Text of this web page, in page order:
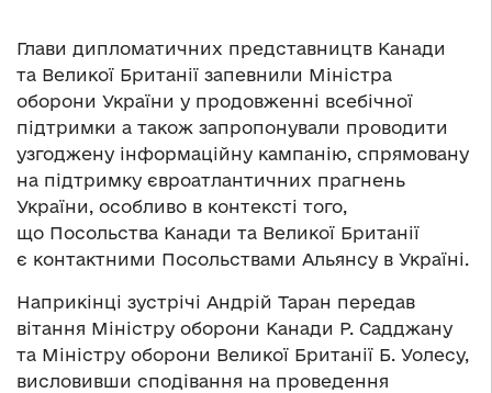
Глави дипломатичних представництв Канади
та Великої Британії запевнили Міністра
оборони України у продовженні всебічної
підтримки а також запропонували проводити
узгоджену інформаційну кампанію, спрямовану
на підтримку євроатлантичних прагнень
України, особливо в контексті того,
що Посольства Канади та Великої Британії
є контактними Посольствами Альянсу в Україні.
Наприкінці зустрічі Андрій Таран передав
вітання Міністру оборони Канади Р. Садджану
та Міністру оборони Великої Британії Б. Уолесу,
висловивши сподівання на проведення